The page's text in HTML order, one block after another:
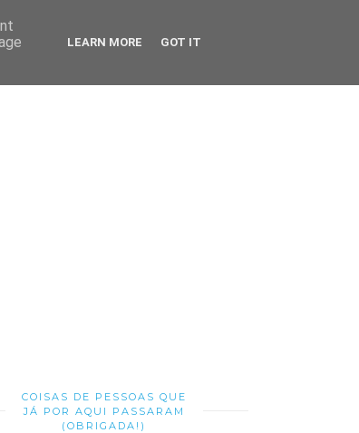
COISAS DE PESSOAS QUE
JÁ POR AQUI PASSARAM
(OBRIGADA!)
LEARN MORE GOT IT